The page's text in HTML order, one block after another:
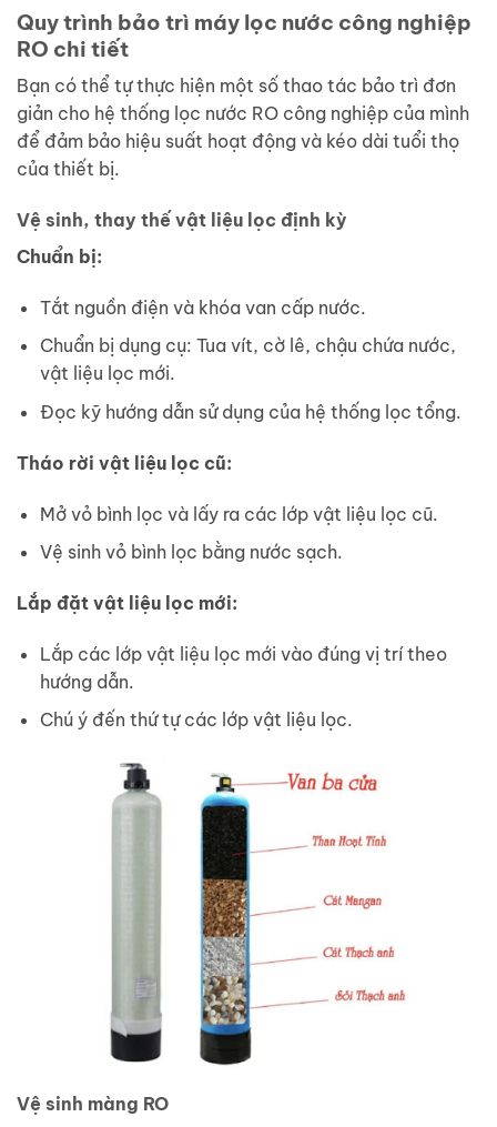
Quy trình bảo trì máy lọc nước công nghiệp
RO chi tiết
Bạn có thể tự thực hiện một số thao tác bảo trì đơn
giản cho hệ thống lọc nước RO công nghiệp của mình
để đảm bảo hiệu suất hoạt động và kéo dài tuổi thọ
của thiết bị.
Vệ sinh, thay thế vật liệu lọc định kỳ
Chuẩn bị:
Tắt nguồn điện và khóa van cấp nước.
Chuẩn bị dụng cụ: Tua vít, cờ lê, chậu chứa nước,
vật liệu lọc mới.
Đọc kỹ hướng dẫn sử dụng của hệ thống lọc tổng.
Tháo rời vật liệu lọc cũ:
Mở vỏ bình lọc và lấy ra các lớp vật liệu lọc cũ.
Vệ sinh vỏ bình lọc bằng nước sạch.
Lắp đặt vật liệu lọc mới:
Lắp các lớp vật liệu lọc mới vào đúng vị trí theo
hướng dẫn.
Chú ý đến thứ tự các lớp vật liệu lọc.
Vệ sinh màng RO